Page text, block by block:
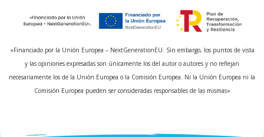
«Financiado por la Unión Europea – NextGenerationEU. Sin embargo, los puntos de vista
y las opiniones expresadas son únicamente los del autor o autores y no reflejan
necesariamente los de la Unión Europea o la Comisión Europea. Ni la Unión Europea ni la
Comisión Europea pueden ser consideradas responsables de las mismas»